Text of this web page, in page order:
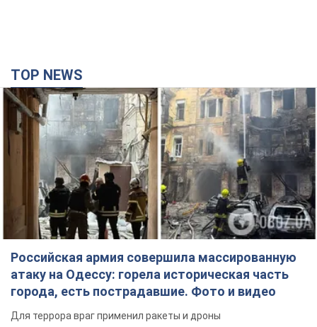
TOP NEWS
Российская армия совершила массированную
атаку на Одессу: горела историческая часть
города, есть пострадавшие. Фото и видео
Для террора враг применил ракеты и дроны